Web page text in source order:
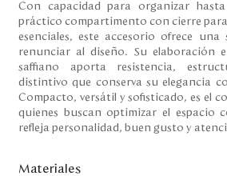
Costa Rica
Panamá
USA
Venezuela
Con capacidad para organizar
práctico compartimento con cierre para
esenciales, este accesorio ofrece
renunciar al diseño. Su elaboración
saffiano aporta resistencia,
distintivo que conserva su elegancia
Compacto, versátil y sofisticado, es el
quienes buscan optimizar el espacio
refleja personalidad, buen gusto y
Materiales